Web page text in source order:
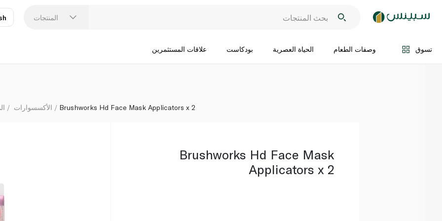
المنتجات
تسوق وصفات الطعام الحياة العصرية بودكاست علاقات المستثمرين
اضف الى السلة
الأكسسوارات Brushworks Hd Face Mask Applicators x 2
Brushworks Hd Face Mask
Applicators x 2